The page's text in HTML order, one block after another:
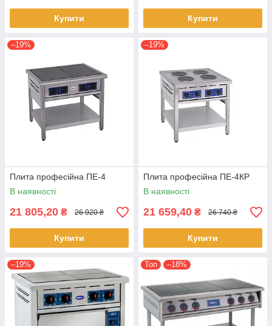
Купити Купити
–19%
Плита професійна ПЕ-4
В наявності
21 805,20 ₴ 26 920 ₴
Купити
–19%
Плита професійна ПЕ-4КР
В наявності
21 659,40 ₴ 26 740 ₴
Купити
–19% Топ –18%